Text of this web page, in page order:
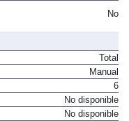
No
Total
Manual
6
No disponible
No disponible